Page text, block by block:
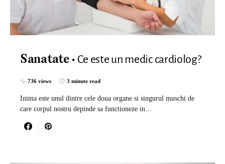
Sanatate Ce este un medic cardiolog?
736 views 3 minute read
Inima este unul dintre cele doua organe si singurul muschi de
care corpul nostru depinde sa functioneze in…